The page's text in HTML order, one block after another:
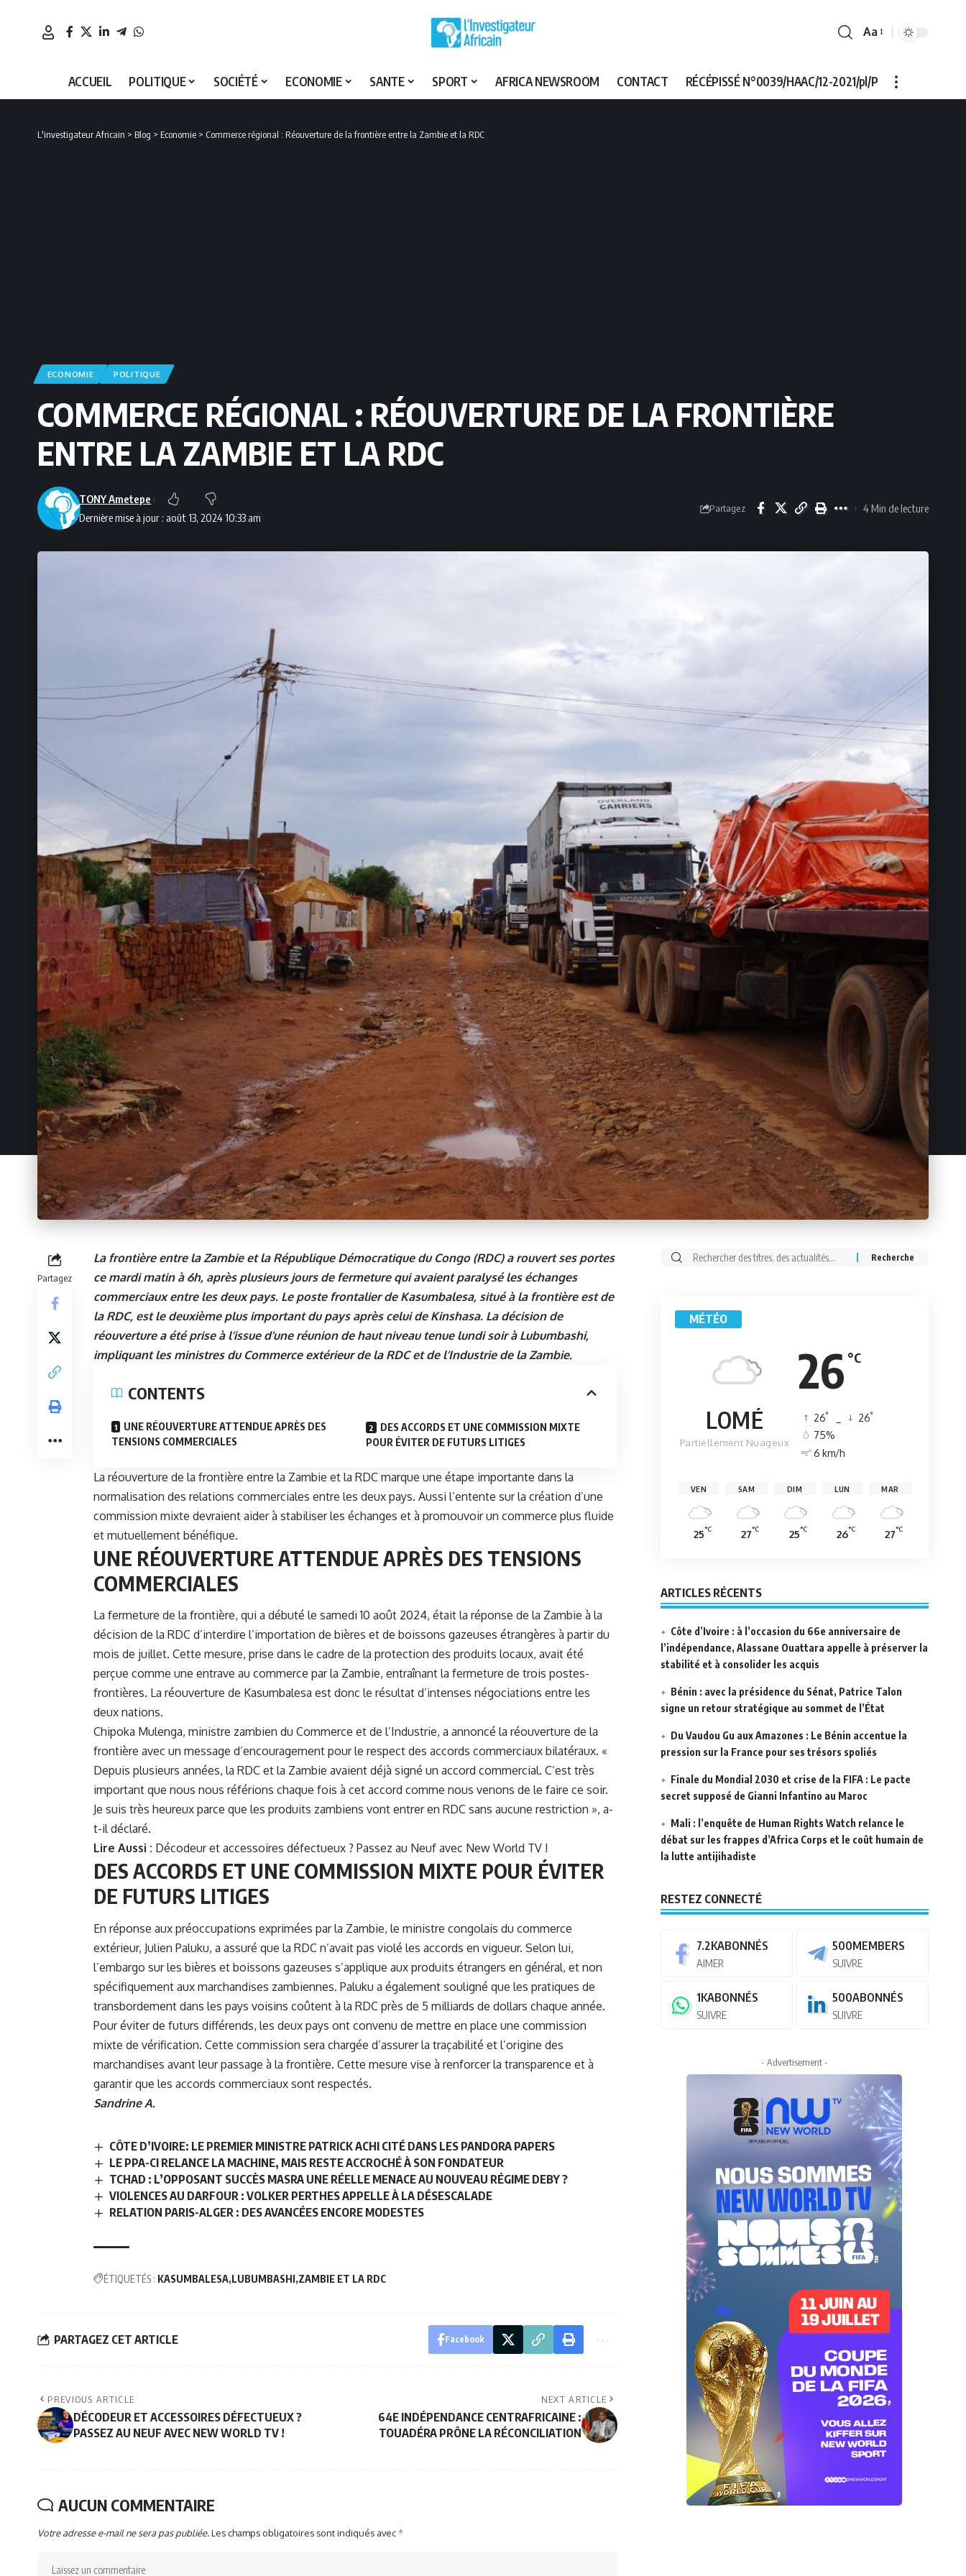
Font
Aa
ACCUEIL POLITIQUE SOCIÉTÉ ECONOMIE SANTE SPORT AFRICA NEWSROOM CONTACT RÉCÉPISSÉ N°0039/HAAC/12-2021/pl/P
L'investigateur Africain > Blog > Economie > Commerce régional : Réouverture de la frontière entre la Zambie et la RDC
ECONOMIE POLITIQUE
COMMERCE RÉGIONAL : RÉOUVERTURE DE LA FRONTIÈRE
ENTRE LA ZAMBIE ET LA RDC
Dernière mise à jour : août 13, 2024 10:33 am
TONY Ametepe
Partagez 4 Min de lecture
Partagez
La frontière entre la Zambie et la République Démocratique du Congo (RDC) a rouvert ses portes
ce mardi matin à 6h, après plusieurs jours de fermeture qui avaient paralysé les échanges
commerciaux entre les deux pays. Le poste frontalier de Kasumbalesa, situé à la frontière est de
la RDC, est le deuxième plus important du pays après celui de Kinshasa. La décision de
réouverture a été prise à l’issue d’une réunion de haut niveau tenue lundi soir à Lubumbashi,
impliquant les ministres du Commerce extérieur de la RDC et de l’Industrie de la Zambie.
CONTENTS
UNE RÉOUVERTURE ATTENDUE APRÈS DES
TENSIONS COMMERCIALES
DES ACCORDS ET UNE COMMISSION MIXTE
POUR ÉVITER DE FUTURS LITIGES
La réouverture de la frontière entre la Zambie et la RDC marque une étape importante dans la
normalisation des relations commerciales entre les deux pays. Aussi l’entente sur la création d’une
commission mixte devraient aider à stabiliser les échanges et à promouvoir un commerce plus fluide
et mutuellement bénéfique.
UNE RÉOUVERTURE ATTENDUE APRÈS DES TENSIONS
COMMERCIALES
La fermeture de la frontière, qui a débuté le samedi 10 août 2024, était la réponse de la Zambie à la
décision de la RDC d’interdire l’importation de bières et de boissons gazeuses étrangères à partir du
mois de juillet. Cette mesure, prise dans le cadre de la protection des produits locaux, avait été
perçue comme une entrave au commerce par la Zambie, entraînant la fermeture de trois postes-
frontières. La réouverture de Kasumbalesa est donc le résultat d’intenses négociations entre les
deux nations.
Chipoka Mulenga, ministre zambien du Commerce et de l’Industrie, a annoncé la réouverture de la
frontière avec un message d’encouragement pour le respect des accords commerciaux bilatéraux. «
Depuis plusieurs années, la RDC et la Zambie avaient déjà signé un accord commercial. C’est très
important que nous nous référions chaque fois à cet accord comme nous venons de le faire ce soir.
Je suis très heureux parce que les produits zambiens vont entrer en RDC sans aucune restriction », a-
t-il déclaré.
Lire Aussi : Décodeur et accessoires défectueux ? Passez au Neuf avec New World TV !
DES ACCORDS ET UNE COMMISSION MIXTE POUR ÉVITER
DE FUTURS LITIGES
En réponse aux préoccupations exprimées par la Zambie, le ministre congolais du commerce
extérieur, Julien Paluku, a assuré que la RDC n’avait pas violé les accords en vigueur. Selon lui,
l’embargo sur les bières et boissons gazeuses s’applique aux produits étrangers en général, et non
spécifiquement aux marchandises zambiennes. Paluku a également souligné que les pratiques de
transbordement dans les pays voisins coûtent à la RDC près de 5 milliards de dollars chaque année.
Pour éviter de futurs différends, les deux pays ont convenu de mettre en place une commission
mixte de vérification. Cette commission sera chargée d’assurer la traçabilité et l’origine des
marchandises avant leur passage à la frontière. Cette mesure vise à renforcer la transparence et à
garantir que les accords commerciaux sont respectés.
Sandrine A.
CÔTE D’IVOIRE: LE PREMIER MINISTRE PATRICK ACHI CITÉ DANS LES PANDORA PAPERS
LE PPA-CI RELANCE LA MACHINE, MAIS RESTE ACCROCHÉ À SON FONDATEUR
TCHAD : L’OPPOSANT SUCCÈS MASRA UNE RÉELLE MENACE AU NOUVEAU RÉGIME DEBY ?
VIOLENCES AU DARFOUR : VOLKER PERTHES APPELLE À LA DÉSESCALADE
RELATION PARIS-ALGER : DES AVANCÉES ENCORE MODESTES
ÉTIQUETÉS : KASUMBALESA LUBUMBASHI ZAMBIE ET LA RDC
PARTAGEZ CET ARTICLE Facebook
PREVIOUS ARTICLE
DÉCODEUR ET ACCESSOIRES DÉFECTUEUX ?
PASSEZ AU NEUF AVEC NEW WORLD TV !
NEXT ARTICLE
64E INDÉPENDANCE CENTRAFRICAINE :
TOUADÉRA PRÔNE LA RÉCONCILIATION
AUCUN COMMENTAIRE
Votre adresse e-mail ne sera pas publiée.Les champs obligatoires sont indiqués avec*
Rechercher:
MÉTÉO
26 °C
LOMÉ
Partiellement Nuageux
26° 26°
75%
6 km/h
VEN
25°C
SAM
27°C
DIM
25°C
LUN
26°C
MAR
27°C
ARTICLES RÉCENTS
Côte d’Ivoire : à l’occasion du 66e anniversaire de
l’indépendance, Alassane Ouattara appelle à préserver la
stabilité et à consolider les acquis
Bénin : avec la présidence du Sénat, Patrice Talon
signe un retour stratégique au sommet de l’État
Du Vaudou Gu aux Amazones : Le Bénin accentue la
pression sur la France pour ses trésors spoliés
Finale du Mondial 2030 et crise de la FIFA : Le pacte
secret supposé de Gianni Infantino au Maroc
Mali : l’enquête de Human Rights Watch relance le
débat sur les frappes d’Africa Corps et le coût humain de
la lutte antijihadiste
RESTEZ CONNECTÉ
7.2KABONNÉS
AIMER
500MEMBERS
SUIVRE
1KABONNÉS
SUIVRE
500ABONNÉS
SUIVRE
- Advertisement -